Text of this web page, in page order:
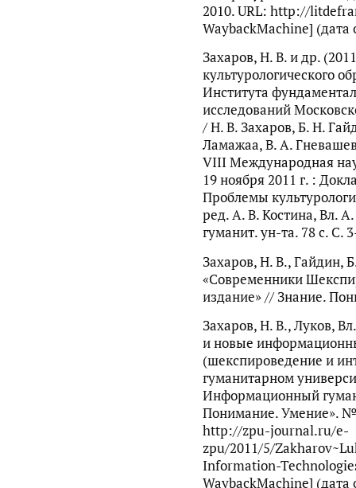
2010. URL: http://
WaybackMachine]
Захаров, Н. В. и др.
культурологического
Института
исследований
/ Н. В. Захаров, Б. Н.
Ламажаа, В. А.
VIII Международная
19 ноября 2011 г. :
Проблемы
ред. А. В. Костина, Вл.
гуманит. ун-та. 78 с. C.
Захаров, Н. В., Гайдин,
«Современники
издание» // Знание.
Захаров, Н. В., Луков,
и новые
(шекспироведение и
гуманитарном
Информационный
Понимание. Умение». №
http://zpu-journal.ru/e-
zpu/2011/5/
Information-
WaybackMachine]